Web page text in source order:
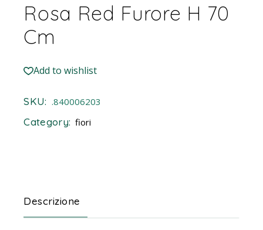
Rosa Red Furore H 70
Cm
Add to wishlist
SKU: .840006203
Category: fiori
Descrizione